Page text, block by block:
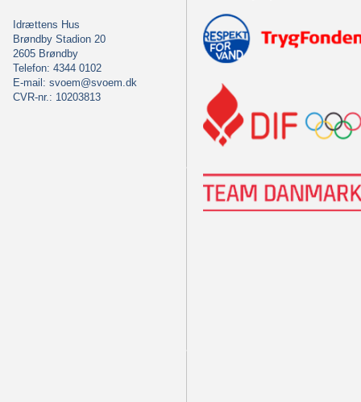
Idrættens Hus
Brøndby Stadion 20
2605 Brøndby
Telefon: 4344 0102
E-mail: svoem@svoem.dk
CVR-nr.: 10203813